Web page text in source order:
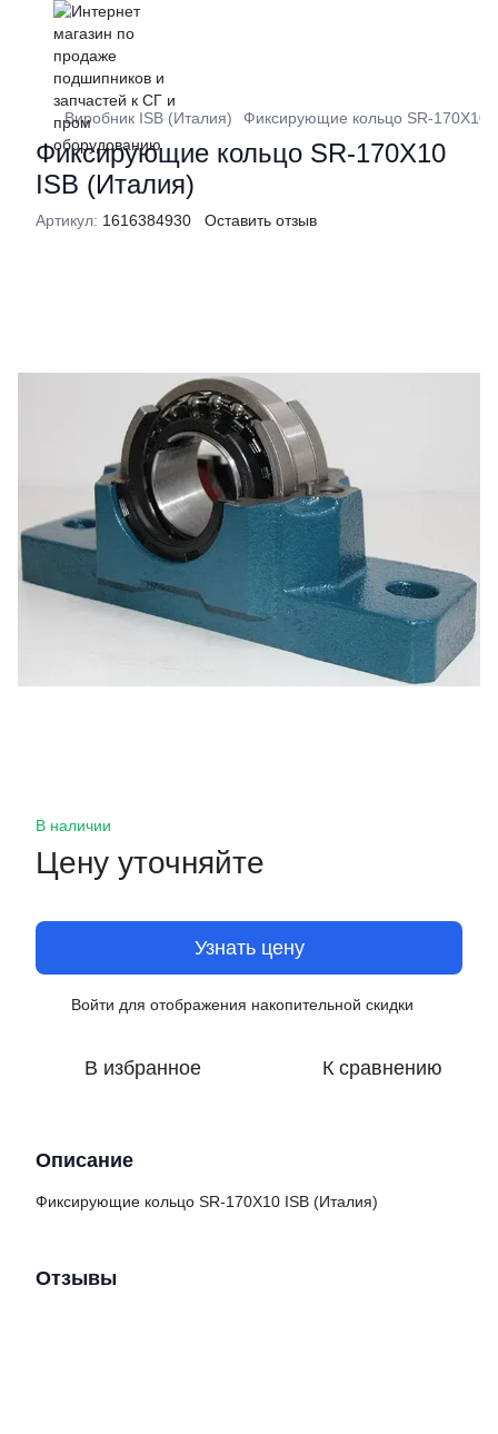
Виробник ISB (Италия) Фиксирующие кольцо SR-170X10
Фиксирующие кольцо SR-170X10
ISB (Италия)
Артикул: 1616384930 Оставить отзыв
В наличии
Цену уточняйте
Узнать цену
Войти для отображения накопительной скидки
В избранное К сравнению
Описание
Фиксирующие кольцо SR-170X10 ISB (Италия)
Отзывы